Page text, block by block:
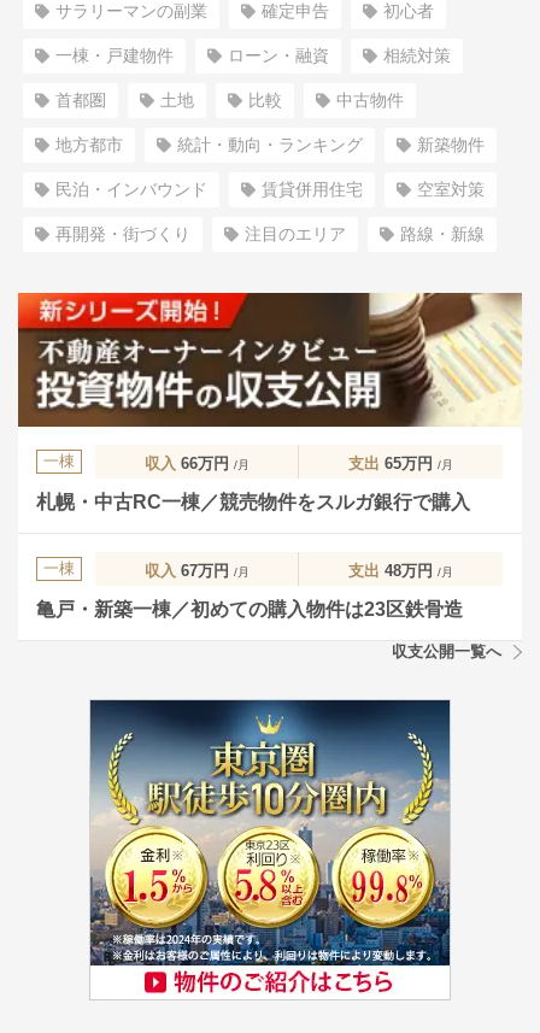
サラリーマンの副業 確定申告 初心者
一棟・戸建物件 ローン・融資 相続対策
首都圏 土地 比較 中古物件
地方都市 統計・動向・ランキング 新築物件
民泊・インバウンド 賃貸併用住宅 空室対策
再開発・街づくり 注目のエリア 路線・新線
一棟 収入 66万円 /月 支出 65万円 /月
札幌・中古RC一棟／競売物件をスルガ銀行で購入
一棟 収入 67万円 /月 支出 48万円 /月
亀戸・新築一棟／初めての購入物件は23区鉄骨造
収支公開一覧へ